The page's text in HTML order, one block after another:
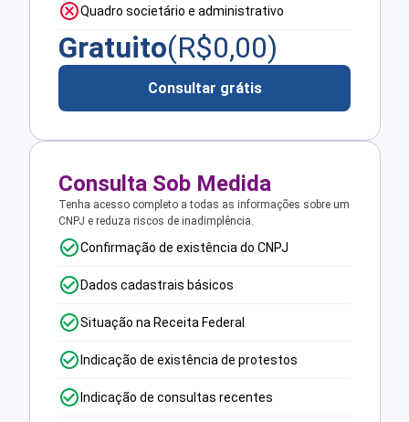
Quadro societário e administrativo
Gratuito(R$0,00)
Consultar grátis
Consulta Sob Medida
Tenha acesso completo a todas as informações sobre um
CNPJ e reduza riscos de inadimplência.
Confirmação de existência do CNPJ
Dados cadastrais básicos
Situação na Receita Federal
Indicação de existência de protestos
Indicação de consultas recentes